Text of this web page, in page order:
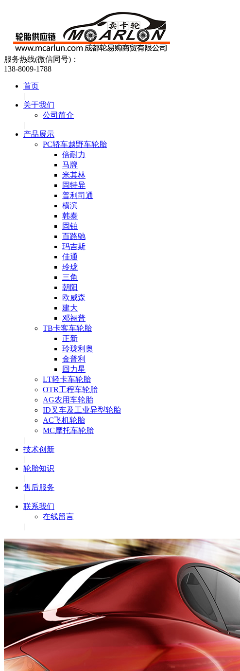
服务热线(微信同号)：
138-8009-1788
首页
|
关于我们
公司简介
|
产品展示
PC轿车越野车轮胎
倍耐力
马牌
米其林
固特异
普利司通
横滨
韩泰
固铂
百路驰
玛吉斯
佳通
玲珑
三角
朝阳
欧威森
建大
邓禄普
TB卡客车轮胎
正新
玲珑利奥
金普利
回力星
LT轻卡车轮胎
OTR工程车轮胎
AG农用车轮胎
ID叉车及工业异型轮胎
AC飞机轮胎
MC摩托车轮胎
|
技术创新
|
轮胎知识
|
售后服务
|
联系我们
在线留言
|